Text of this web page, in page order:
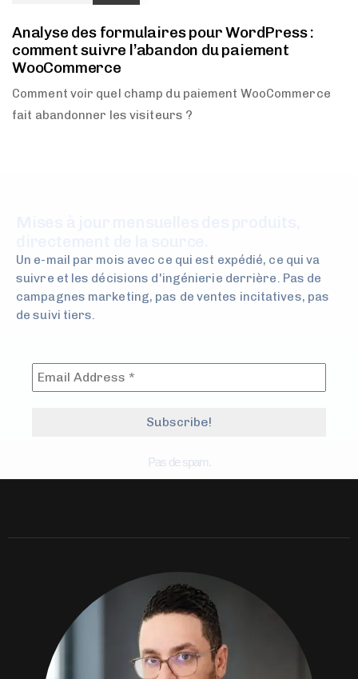
Analyse des formulaires pour WordPress :
comment suivre l’abandon du paiement
WooCommerce
Comment voir quel champ du paiement WooCommerce
fait abandonner les visiteurs ?
Un e-mail par mois avec ce qui est expédié, ce qui va
suivre et les décisions d'ingénierie derrière. Pas de
campagnes marketing, pas de ventes incitatives, pas
de suivi tiers.
Pas de spam.